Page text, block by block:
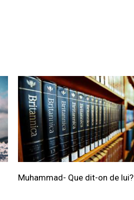
Muhammad- Que dit-on de lui?